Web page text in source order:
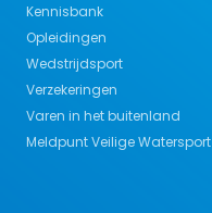
Kennisbank
Opleidingen
Wedstrijdsport
Verzekeringen
Varen in het buitenland
Meldpunt Veilige Watersport